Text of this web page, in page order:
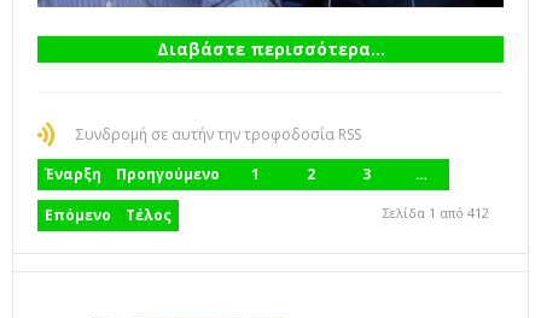
Διαβάστε περισσότερα...
Συνδρομή σε αυτήν την τροφοδοσία RSS
Έναρξη
Προηγούμενο 1 2 3
…
Επόμενο
Τέλος Σελίδα 1 από 412